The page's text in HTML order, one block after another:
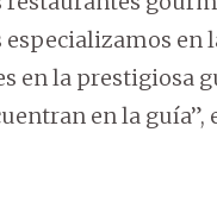
especializamos en
en la prestigiosa
en la guía”,